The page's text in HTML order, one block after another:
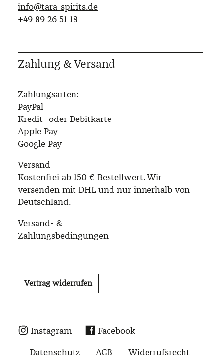
info@tara-spirits.de
‭+49 89 26 51 18‬
Zahlung & Versand
Zahlungsarten:
PayPal
Kredit- oder Debitkarte
Apple Pay
Google Pay
Versand
Kostenfrei ab 150 € Bestellwert. Wir
versenden mit DHL und nur innerhalb von
Deutschland.
Versand- &
Zahlungsbedingungen
Vertrag widerrufen
Instagram
Facebook
Datenschutz
AGB Widerrufsrecht